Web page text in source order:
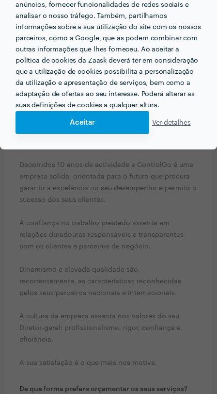
anúncios, fornecer funcionalidades de redes sociais e
analisar o nosso tráfego. Também, partilhamos
informações sobre a sua utilização do site com os nossos
parceiros, como a Google, que as podem combinar com
outras informações que lhes forneceu. Ao aceitar a
política de cookies da Zaask deverá ter em consideração
que a utilização de cookies possibilita a personalização
da utilização e apresentação de serviços, bem como a
adaptação de ofertas ao seu interesse. Poderá alterar as
suas definições de cookies a qualquer altura.
Aceitar Ver detalhes
PERGUNTAS E RESPOSTAS
Que formação e experiência tem relacionadas com a
Decorridos 10 anos de actividade a ControlGo é uma
empresa sólida, orientada para o futuro que procura
garantir a excelência no seu desempenho e permitir o
sucesso dos seus clientes.
A confiança no trabalho prestado assenta em
relações duradouras responsáveis e transparentes
com os clientes e parceiros de negócio.
Dinamismo e elevada qualidade são,
recorrentemente, as características reconhecidas
pelos seus parceiros nacionais e internacionais.
A cultura da empresa assenta nos valores do seu
Diretor-geral: profissionalismo, rigor, confiança e
eficiência.
A sua satisfação é o que mais nos motiva.
De que forma prefere orçamentar os seus serviços?